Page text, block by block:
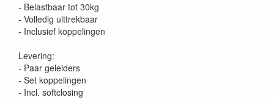
- Belastbaar tot 30kg
- Volledig uittrekbaar
- Inclusief koppelingen
Levering:
- Paar geleiders
- Set koppelingen
- Incl. softclosing